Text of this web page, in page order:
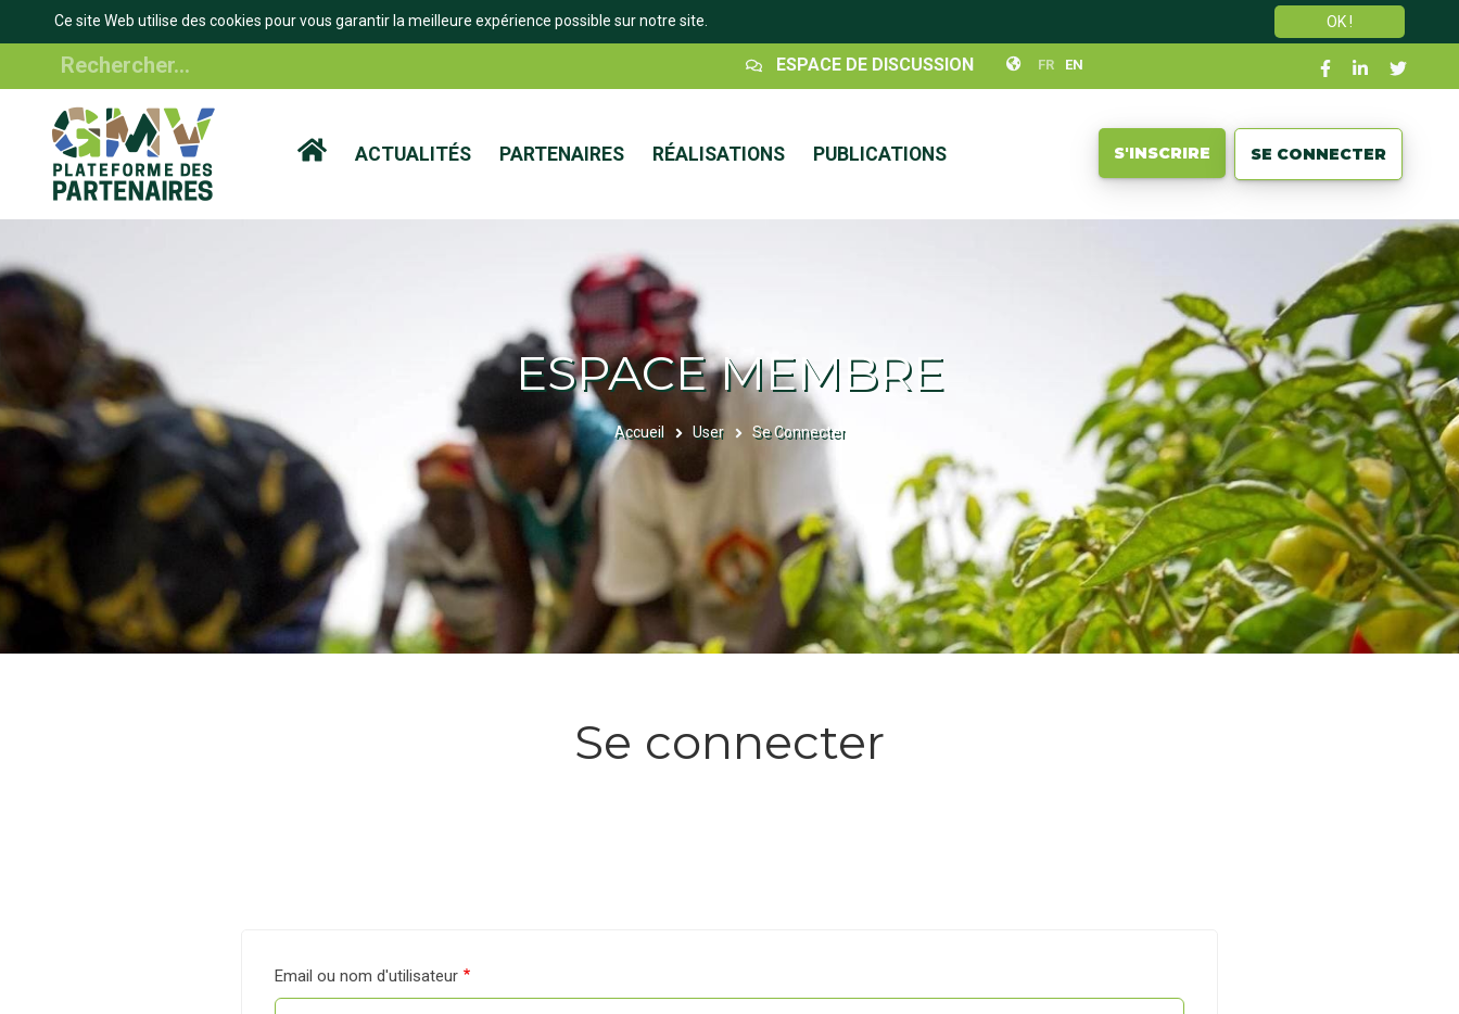
OK !
Ce site Web utilise des cookies pour vous garantir la meilleure expérience possible sur notre site.
au
contenu
principal
Rechercher
Espace
Discussion
ESPACE DE DISCUSSION FR EN
Social
links
ACTUALITÉS PARTENAIRES RÉALISATIONS PUBLICATIONS S'INSCRIRE SE CONNECTER
ESPACE MEMBRE
Accueil User Se Connecter
Se connecter
Email ou nom d'utilisateur